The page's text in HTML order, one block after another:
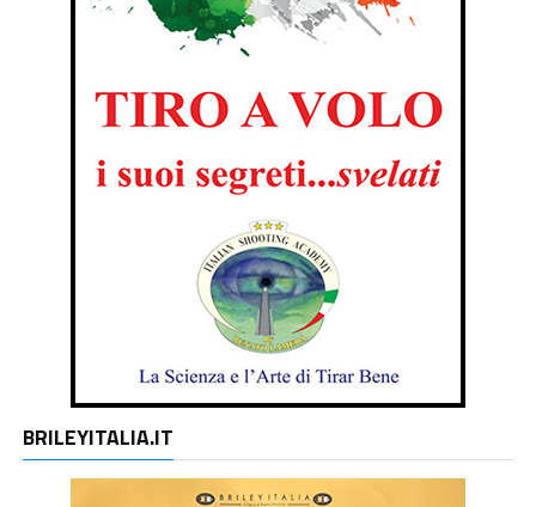
BRILEYITALIA.IT